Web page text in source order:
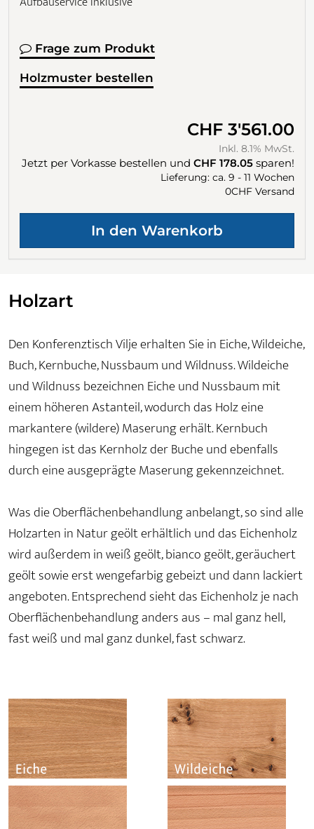
Frage zum Produkt
Holzmuster bestellen
CHF 3'561.00
Inkl. 8.1% MwSt.
Jetzt per Vorkasse bestellen und CHF 178.05 sparen!
Lieferung: ca. 9 - 11 Wochen
0CHF Versand
Holzart
Den Konferenztisch Vilje erhalten Sie in Eiche, Wildeiche,
Buch, Kernbuche, Nussbaum und Wildnuss. Wildeiche
und Wildnuss bezeichnen Eiche und Nussbaum mit
einem höheren Astanteil, wodurch das Holz eine
markantere (wildere) Maserung erhält. Kernbuch
hingegen ist das Kernholz der Buche und ebenfalls
durch eine ausgeprägte Maserung gekennzeichnet.
Was die Oberflächenbehandlung anbelangt, so sind alle
Holzarten in Natur geölt erhältlich und das Eichenholz
wird außerdem in weiß geölt, bianco geölt, geräuchert
geölt sowie erst wengefarbig gebeizt und dann lackiert
angeboten. Entsprechend sieht das Eichenholz je nach
Oberflächenbehandlung anders aus – mal ganz hell,
fast weiß und mal ganz dunkel, fast schwarz.